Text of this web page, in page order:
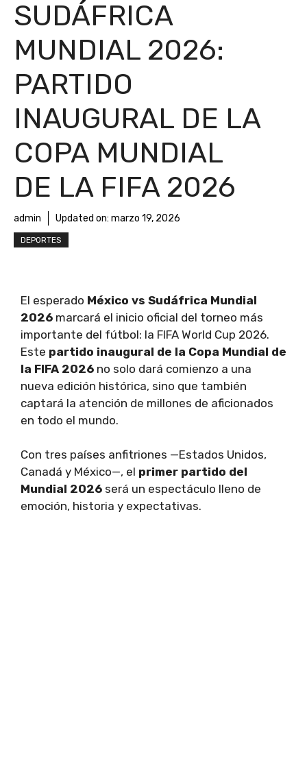
SUDÁFRICA
MUNDIAL 2026:
PARTIDO
INAUGURAL DE LA
COPA MUNDIAL
DE LA FIFA 2026
admin Updated on: marzo 19, 2026
DEPORTES
El esperado México vs Sudáfrica Mundial
2026 marcará el inicio oficial del torneo más
importante del fútbol: la FIFA World Cup 2026.
Este partido inaugural de la Copa Mundial de
la FIFA 2026 no solo dará comienzo a una
nueva edición histórica, sino que también
captará la atención de millones de aficionados
en todo el mundo.
Con tres países anfitriones —Estados Unidos,
Canadá y México—, el primer partido del
Mundial 2026 será un espectáculo lleno de
emoción, historia y expectativas.